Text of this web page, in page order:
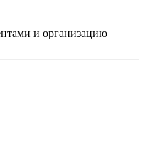
и организацию